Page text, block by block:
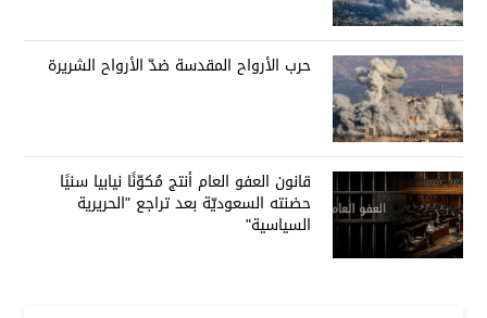
حرب الأرواح المقدسة ضدّ الأرواح الشريرة
قانون العفو العام أنتج مُكوّنًا نيابيا سنيًا
حضنته السعوديّة بعد تراجع "الحريرية
السياسية"